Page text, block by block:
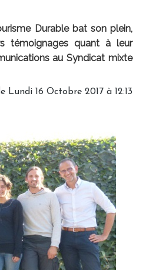
Durable bat son plein,
témoignages quant à leur
au Syndicat mixte
Lundi 16 Octobre 2017 à 12:13